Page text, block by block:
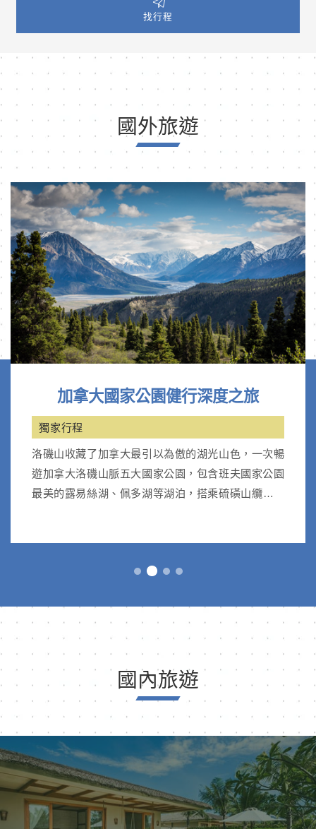
找行程
國外旅遊
加拿大國家公園健行深度之旅
獨家行程
洛磯山收藏了加拿大最引以為傲的湖光山色，一次暢
遊加拿大洛磯山脈五大國家公園，包含班夫國家公園
最美的露易絲湖、佩多湖等湖泊，搭乘硫磺山纜車；
國內旅遊